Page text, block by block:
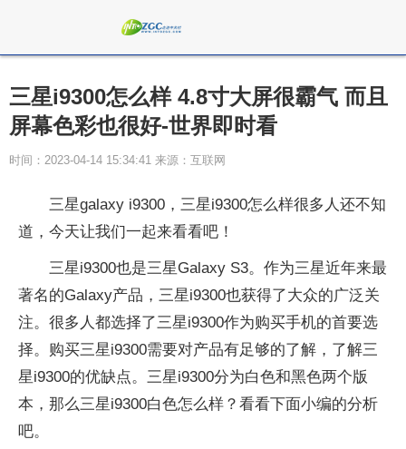
三星i9300怎么样 4.8寸大屏很霸气 而且
屏幕色彩也很好-世界即时看
时间：2023-04-14 15:34:41 来源：互联网
三星galaxy i9300，三星i9300怎么样很多人还不知
道，今天让我们一起来看看吧！
三星i9300也是三星Galaxy S3。作为三星近年来最
著名的Galaxy产品，三星i9300也获得了大众的广泛关
注。很多人都选择了三星i9300作为购买手机的首要选
择。购买三星i9300需要对产品有足够的了解，了解三
星i9300的优缺点。三星i9300分为白色和黑色两个版
本，那么三星i9300白色怎么样？看看下面小编的分析
吧。